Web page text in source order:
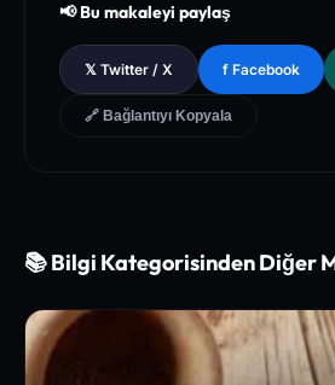
l Database of Peer-Reviewed Clinical
[3]
The Lancet - Global Health and
ines for Chronic Metabolic
📢 Bu makaleyi paylaş
𝕏 Twitter / X f Facebook
🔗 Bağlantıyı Kopyala
📚 Bilgi Kategorisinden Diğer